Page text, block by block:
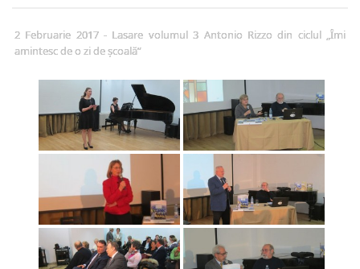
2 Februarie 2017 - Lasare volumul 3 Antonio Rizzo din ciclul „Îmi
amintesc de o zi de școală”